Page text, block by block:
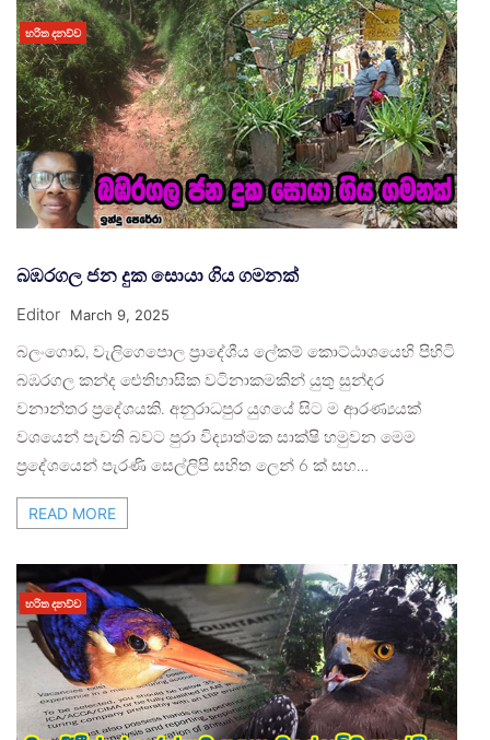
හරිත දනව්ව
බඹරගල ජන දුක සොයා ගිය ගමනක්
Editor March 9, 2025
බලංගොඩ, වැලිගෙපොල ප්‍රාදේශීය ලේකම් කොට්ඨාශයෙහි පිහිටි
බඹරගල කන්ද ඓතිහාසික වටිනාකමකින් යුතු සුන්දර
වනාන්තර ප්‍රදේශයකි. අනුරාධපුර යුගයේ සිට ම ආරණ්‍යයක්
වශයෙන් පැවති බවට පුරා විද්‍යාත්මක සාක්ෂි හමුවන මෙම
ප්‍රදේශයෙන් පැරණි සෙල්ලිපි සහිත ලෙන් 6 ක් සහ…
READ MORE
හරිත දනව්ව